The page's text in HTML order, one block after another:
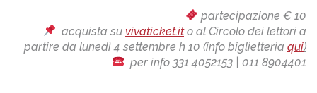
partecipazione € 10
acquista su vivaticket.ito al Circolo dei lettori a
partire da lunedì 4 settembre h 10 (info biglietteria qui)
per info 331 4052153 | 011 8904401